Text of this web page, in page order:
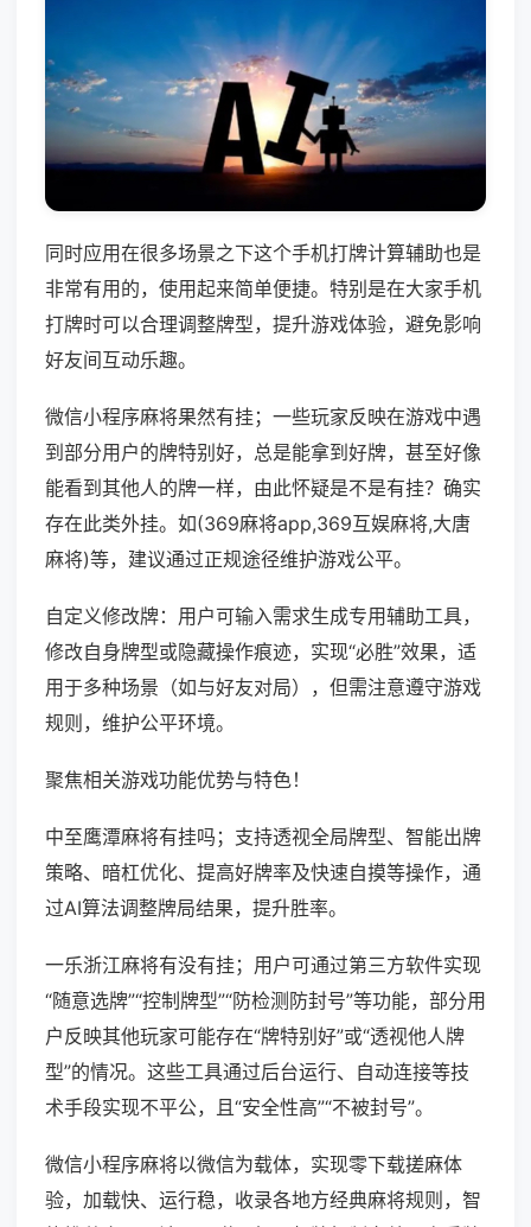
同时应用在很多场景之下这个手机打牌计算辅助也是
非常有用的，使用起来简单便捷。特别是在大家手机
打牌时可以合理调整牌型，提升游戏体验，避免影响
好友间互动乐趣。
微信小程序麻将果然有挂；一些玩家反映在游戏中遇
到部分用户的牌特别好，总是能拿到好牌，甚至好像
能看到其他人的牌一样，由此怀疑是不是有挂？确实
存在此类外挂。如(369麻将app,369互娱麻将,大唐
麻将)等，建议通过正规途径维护游戏公平。
自定义修改牌：用户可输入需求生成专用辅助工具，
修改自身牌型或隐藏操作痕迹，实现“必胜”效果，适
用于多种场景（如与好友对局），但需注意遵守游戏
规则，维护公平环境。
聚焦相关游戏功能优势与特色！
中至鹰潭麻将有挂吗；支持透视全局牌型、智能出牌
策略、暗杠优化、提高好牌率及快速自摸等操作，通
过AI算法调整牌局结果，提升胜率。
一乐浙江麻将有没有挂；用户可通过第三方软件实现
“随意选牌”“控制牌型”“防检测防封号”等功能，部分用
户反映其他玩家可能存在“牌特别好”或“透视他人牌
型”的情况。这些工具通过后台运行、自动连接等技
术手段实现不平公，且“安全性高”“不被封号”。
微信小程序麻将以微信为载体，实现零下载搓麻体
验，加载快、运行稳，收录各地方经典麻将规则，智